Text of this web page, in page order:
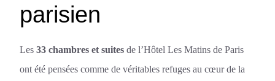
parisien
Les 33 chambres et suites de l’Hôtel Les Matins de Paris
ont été pensées comme de véritables refuges au cœur de la